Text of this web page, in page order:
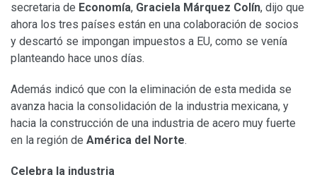
secretaria de Economía, Graciela Márquez Colín, dijo que
ahora los tres países están en una colaboración de socios
y descartó se impongan impuestos a EU, como se venía
planteando hace unos días.
Además indicó que con la eliminación de esta medida se
avanza hacia la consolidación de la industria mexicana, y
hacia la construcción de una industria de acero muy fuerte
en la región de América del Norte.
Celebra la industria